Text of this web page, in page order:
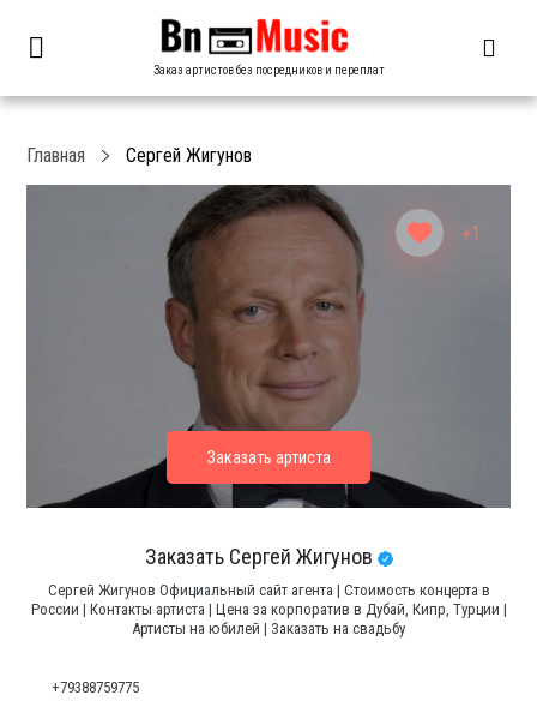
Заказ артистов без посредников и переплат
+1
Главная Сергей Жигунов
Заказать Сергей Жигунов
Сергей Жигунов Официальный сайт агента | Стоимость концерта в
России | Контакты артиста | Цена за корпоратив в Дубай, Кипр, Турции |
Артисты на юбилей | Заказать на свадьбу
+79388759775